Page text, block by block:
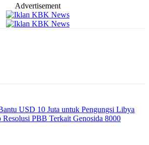
Advertisement
USD 10 Juta untuk Pengungsi Libya
Resolusi PBB Terkait Genosida 8000